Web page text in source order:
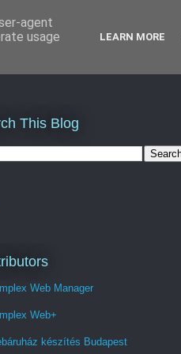
This Blog
Web Manager
Web+
készítés Budapest
agent
usage
LEARN MORE